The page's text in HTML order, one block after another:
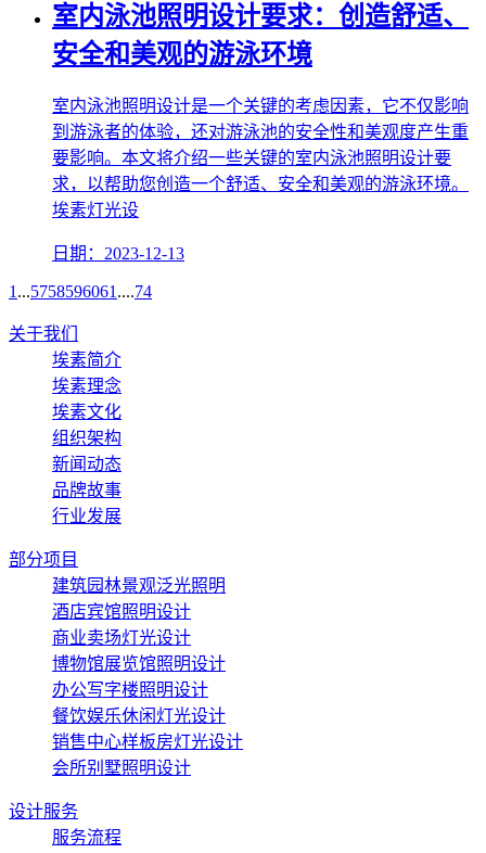
室内泳池照明设计要求：创造舒适、
安全和美观的游泳环境
室内泳池照明设计是一个关键的考虑因素，它不仅影响
到游泳者的体验，还对游泳池的安全性和美观度产生重
要影响。本文将介绍一些关键的室内泳池照明设计要
求，以帮助您创造一个舒适、安全和美观的游泳环境。
埃素灯光设
日期：2023-12-13
1...5758596061....74
关于我们
埃素简介
埃素理念
埃素文化
组织架构
新闻动态
品牌故事
行业发展
部分项目
建筑园林景观泛光照明
酒店宾馆照明设计
商业卖场灯光设计
博物馆展览馆照明设计
办公写字楼照明设计
餐饮娱乐休闲灯光设计
销售中心样板房灯光设计
会所别墅照明设计
设计服务
服务流程